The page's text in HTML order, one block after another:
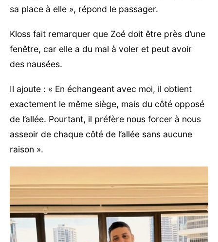
sa place à elle », répond le passager.
Kloss fait remarquer que Zoé doit être près d’une
fenêtre, car elle a du mal à voler et peut avoir
des nausées.
Il ajoute : « En échangeant avec moi, il obtient
exactement le même siège, mais du côté opposé
de l’allée. Pourtant, il préfère nous forcer à nous
asseoir de chaque côté de l’allée sans aucune
raison ».